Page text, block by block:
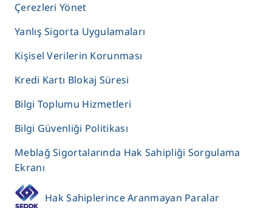
Çerezleri Yönet
Yanlış Sigorta Uygulamaları
Kişisel Verilerin Korunması
Kredi Kartı Blokaj Süresi
Bilgi Toplumu Hizmetleri
Bilgi Güvenliği Politikası
Meblağ Sigortalarında Hak Sahipliği Sorgulama
Ekranı
Hak Sahiplerince Aranmayan Paralar